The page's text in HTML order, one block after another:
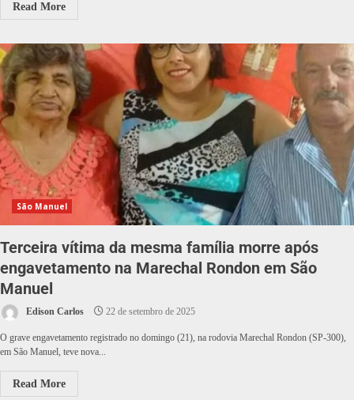
Read More
São Manuel
Terceira vítima da mesma família morre após
engavetamento na Marechal Rondon em São
Manuel
Edison Carlos 22 de setembro de 2025
O grave engavetamento registrado no domingo (21), na rodovia Marechal Rondon (SP-300),
em São Manuel, teve nova...
Read More